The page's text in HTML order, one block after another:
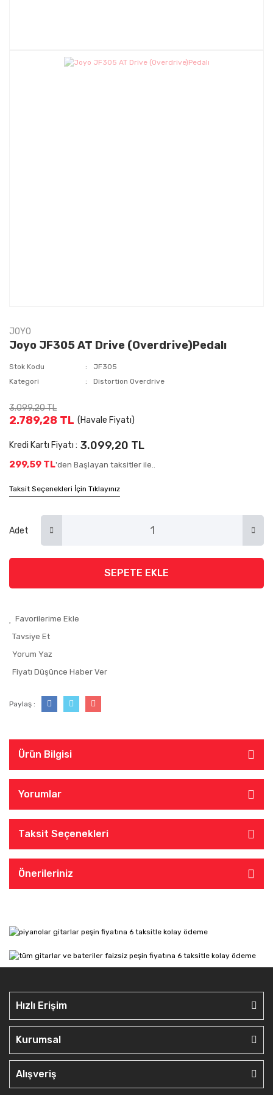
JOYO
Joyo JF305 AT Drive (Overdrive)Pedalı
Stok Kodu
JF305
Kategori
Distortion Overdrive
3.099,20 TL
2.789,28 TL (Havale Fiyatı)
Kredi Kartı Fiyatı : 3.099,20 TL
299,59 TL'den Başlayan taksitler ile..
Taksit Seçenekleri İçin Tıklayınız
Adet
SEPETE EKLE
Tavsiye Et
Yorum Yaz
Fiyatı Düşünce Haber Ver
Paylaş :
Ürün Bilgisi
Yorumlar
Taksit Seçenekleri
Önerileriniz
Hızlı Erişim
Kurumsal
Alışveriş